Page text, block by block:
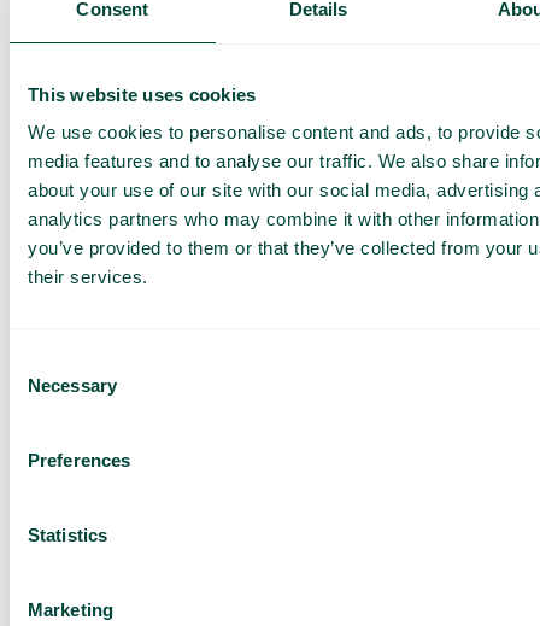
Consent Details
This website uses cookies
We use cookies to personalise content and ads, to provide
media features and to analyse our traffic. We also share
about your use of our site with our social media, advertising
analytics partners who may combine it with other
you’ve provided to them or that they’ve collected from your
their services.
Selection
Necessary
Preferences
Statistics
Marketing
Obtenez une
démo et un
devis
personnalisés
Présentation de nos
services
Telavox peut apporter à